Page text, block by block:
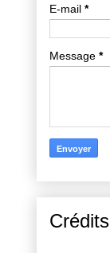
E-mail *
Message *
Crédits